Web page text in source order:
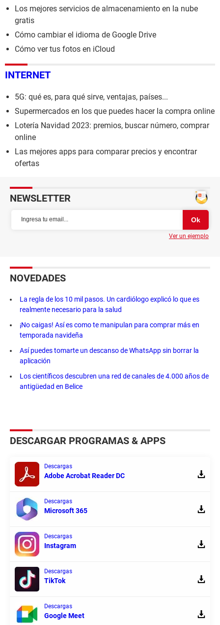
Los mejores servicios de almacenamiento en la nube
gratis
Cómo cambiar el idioma de Google Drive
Cómo ver tus fotos en iCloud
INTERNET
5G: qué es, para qué sirve, ventajas, países...
Supermercados en los que puedes hacer la compra online
Lotería Navidad 2023: premios, buscar número, comprar
online
Las mejores apps para comparar precios y encontrar
ofertas
NEWSLETTER
Ver un ejemplo
NOVEDADES
La regla de los 10 mil pasos. Un cardiólogo explicó lo que es
realmente necesario para la salud
¡No caigas! Así es como te manipulan para comprar más en
temporada navideña
Así puedes tomarte un descanso de WhatsApp sin borrar la
aplicación
Los científicos descubren una red de canales de 4.000 años de
antigüedad en Belice
DESCARGAR PROGRAMAS & APPS
Descargas
Adobe Acrobat Reader DC
Descargas
Microsoft 365
Descargas
Instagram
Descargas
TikTok
Descargas
Google Meet